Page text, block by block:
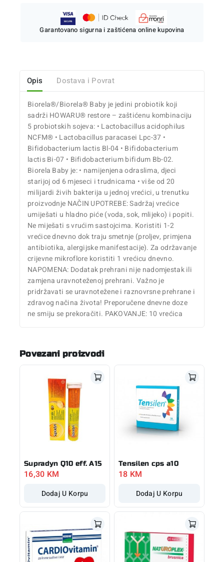
Garantovano sigurna i zaštićena online kupovina
Opis Dostava i Povrat
Biorela®/Biorela® Baby je jedini probiotik koji
sadrži HOWARU® restore – zaštićenu kombinaciju
5 probiotskih sojeva: • Lactobacillus acidophilus
NCFM® • Lactobacillus paracasei Lpc-37 •
Bifidobacterium lactis Bl-04 • Bifidobacterium
lactis Bi-07 • Bifidobacterium bifidum Bb-02.
Biorela Baby je: • namijenjena odraslima, djeci
starijoj od 6 mjeseci i trudnicama • više od 20
milijardi živih bakterija u jednoj vrećici, u trenutku
proizvodnje NAČIN UPOTREBE: Sadržaj vrećice
umiješati u hladno piće (voda, sok, mlijeko) i popiti.
Ne miješati s vrućim sastojcima. Koristiti 1-2
vrećice dnevno dok traju smetnje (proljev, primjena
antibiotika, alergijske manifestacije). Za održavanje
crijevne mikroflore koristiti 1 vrećicu dnevno.
NAPOMENA: Dodatak prehrani nije nadomjestak ili
zamjena uravnoteženoj prehrani. Važno je
pridržavati se uravnotežene i raznovrsne prehrane i
zdravog načina života! Preporučene dnevne doze
ne smiju se prekoračiti. PAKOVANJE: 10 vrećica
Povezani proizvodi
Supradyn Q10 eff. A15
16,30 KM
Dodaj U Korpu
Tensilen cps a10
18 KM
Dodaj U Korpu